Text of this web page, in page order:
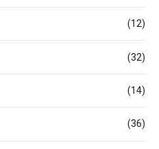
(12)
(32)
(14)
(36)